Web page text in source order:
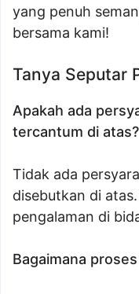
yang penuh
bersama kami!
Tanya Seputar
Apakah ada
tercantum di atas?
Tidak ada
disebutkan di
pengalaman di
Bagaimana